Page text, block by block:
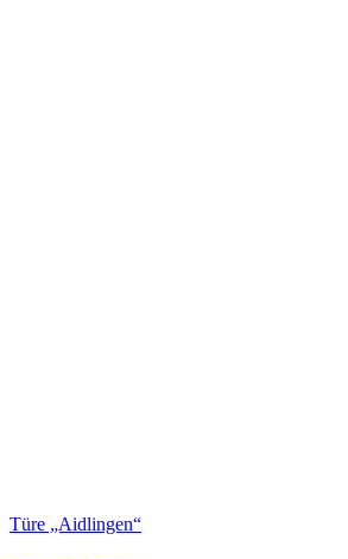
Türe „Aidlingen“